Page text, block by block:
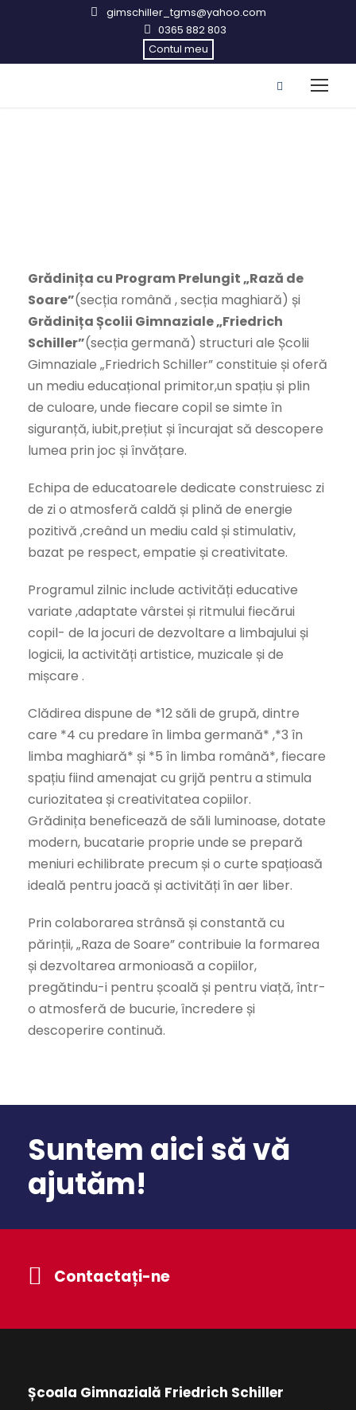
gimschiller_tgms@yahoo.com
0365 882 803
Contul meu
Grădinița cu Program Prelungit „Rază de
Soare”(secția română , secția maghiară) și
Grădinița Școlii Gimnaziale „Friedrich
Schiller”(secția germană) structuri ale Școlii
Gimnaziale „Friedrich Schiller” constituie și oferă
un mediu educațional primitor,un spațiu și plin
de culoare, unde fiecare copil se simte în
siguranță, iubit,prețiut și încurajat să descopere
lumea prin joc și învățare.
Echipa de educatoarele dedicate construiesc zi
de zi o atmosferă caldă și plină de energie
pozitivă ,creând un mediu cald și stimulativ,
bazat pe respect, empatie și creativitate.
Programul zilnic include activități educative
variate ,adaptate vârstei și ritmului fiecărui
copil- de la jocuri de dezvoltare a limbajului și
logicii, la activități artistice, muzicale și de
mișcare .
Clădirea dispune de *12 săli de grupă, dintre
care *4 cu predare în limba germană* ,*3 în
limba maghiară* și *5 în limba română*, fiecare
spațiu fiind amenajat cu grijă pentru a stimula
curiozitatea și creativitatea copiilor.
Grădinița beneficează de săli luminoase, dotate
modern, bucatarie proprie unde se prepară
meniuri echilibrate precum și o curte spațioasă
ideală pentru joacă și activități în aer liber.
Prin colaborarea strânsă și constantă cu
părinții, „Raza de Soare” contribuie la formarea
și dezvoltarea armonioasă a copiilor,
pregătindu-i pentru școală și pentru viață, într-
o atmosferă de bucurie, încredere și
descoperire continuă.
Suntem aici să vă
ajutăm!
Contactați-ne
Școala Gimnazială Friedrich Schiller